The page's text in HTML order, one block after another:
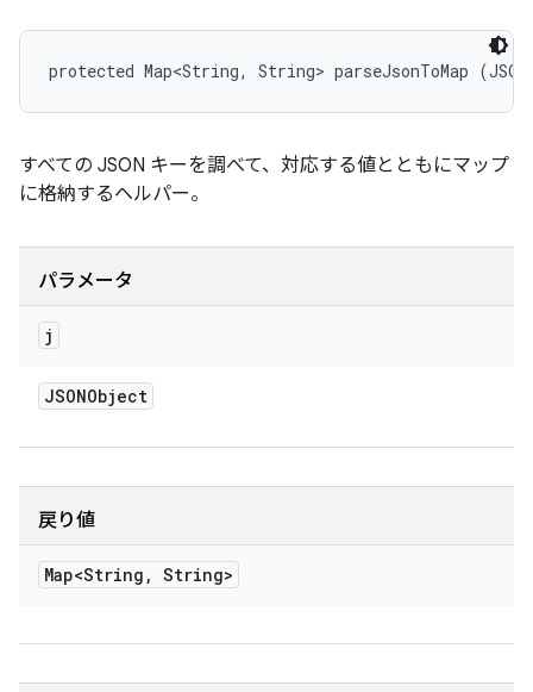
protected Map<String, String> parseJsonToMap
すべての JSON キーを調べて、対応する値とともにマップ
に格納するヘルパー。
パラメータ
j
JSONObject
戻り値
Map<String , String>